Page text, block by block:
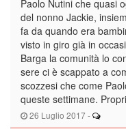
26 Luglio 2017 -
Paolo Nutini che quasi
del nonno Jackie,
fa da quando era
visto in giro già in
Barga la comunità lo
sere ci è scappato a
scozzesi che come
queste settimane.